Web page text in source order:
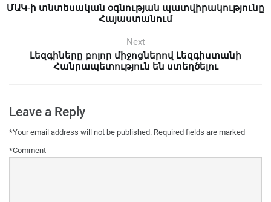
ՄԱԿ-ի տնտեսական օգնության պատվիրակությունը
Հայաստանում
Next
Լեզգիները բոլոր միջոցներով Լեզգիստանի
Հանրապետություն են ստեղծելու
Leave a Reply
Your email address will not be published. Required fields are marked
*
Comment
*